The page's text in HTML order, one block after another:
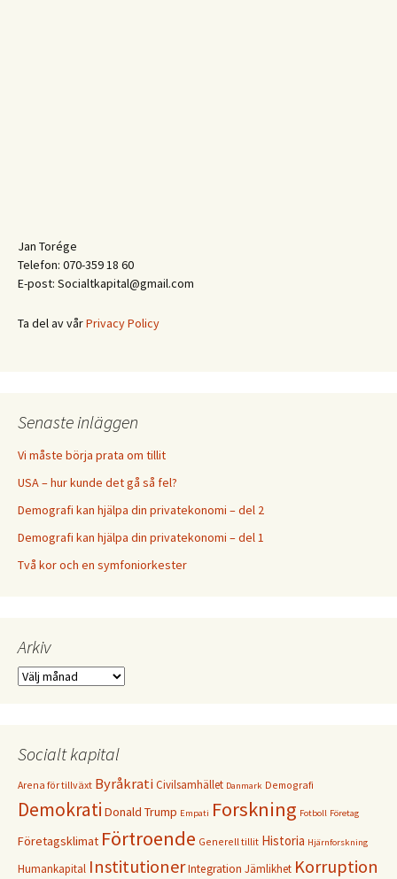
Jan Torége
Telefon: 070-359 18 60
E-post: Socialtkapital@gmail.com
Ta del av vårPrivacy Policy
Senaste inläggen
Vi måste börja prata om tillit
USA – hur kunde det gå så fel?
Demografi kan hjälpa din privatekonomi – del 2
Demografi kan hjälpa din privatekonomi – del 1
Två kor och en symfoniorkester
Arkiv
Arkiv
Socialt kapital
Arena för tillväxt ByråkratiCivilsamhället Danmark Demografi
Demokrati Donald Trump Empati Forskning Fotboll Företag
Företagsklimat Förtroende Generell tillit Historia Hjärnforskning
Humankapital InstitutionerIntegration Jämlikhet Korruption